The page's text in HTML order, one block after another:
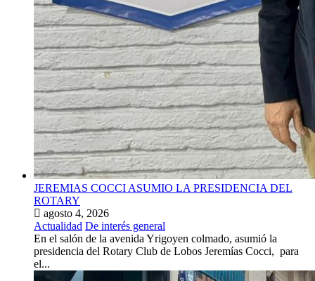
JEREMIAS COCCI ASUMIO LA PRESIDENCIA DEL
ROTARY
agosto 4, 2026
Actualidad De interés general
En el salón de la avenida Yrigoyen colmado, asumió la
presidencia del Rotary Club de Lobos Jeremías Cocci, para
el...